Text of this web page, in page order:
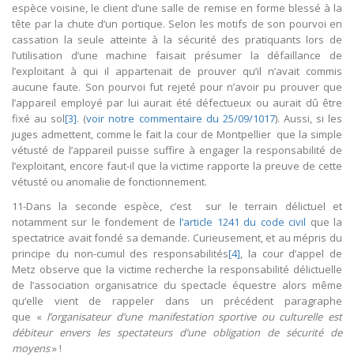
espèce voisine, le client d’une salle de remise en forme blessé à la
tête par la chute d’un portique. Selon les motifs de son pourvoi en
cassation la seule atteinte à la sécurité des pratiquants lors de
l’utilisation d’une machine faisait présumer la défaillance de
l’exploitant à qui il appartenait de prouver qu’il n’avait commis
aucune faute. Son pourvoi fut rejeté pour n’avoir pu prouver que
l’appareil employé par lui aurait été défectueux ou aurait dû être
fixé au sol[3]. (voir notre commentaire du 25/09/1017). Aussi, si les
juges admettent, comme le fait la cour de Montpellier que la simple
vétusté de l’appareil puisse suffire à engager la responsabilité de
l’exploitant, encore faut-il que la victime rapporte la preuve de cette
vétusté ou anomalie de fonctionnement.
11-Dans la seconde espèce, c’est sur le terrain délictuel et
notamment sur le fondement del’article 1241 du code civil que la
spectatrice avait fondé sa demande. Curieusement, et au mépris du
principe du non-cumul des responsabilités[4], la cour d’appel de
Metz observe que la victime recherche la responsabilité délictuelle
de l’association organisatrice du spectacle équestre alors même
qu’elle vient de rappeler dans un précédent paragraphe
que « l’organisateur d’une manifestation sportive ou culturelle est
débiteur envers les spectateurs d’une obligation de sécurité de
moyens» !